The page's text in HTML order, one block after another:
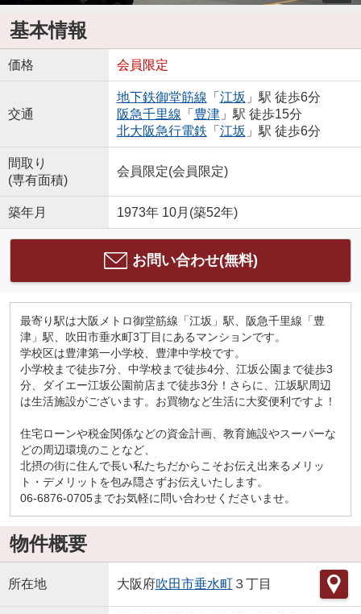
基本情報
価格 会員限定
交通
地下鉄御堂筋線 「 江坂 」駅 徒歩6分
阪急千里線 「 豊津」駅 徒歩15分
北大阪急行電鉄 「 江坂 」駅 徒歩6分
間取り
(専有面積)
会員限定(会員限定)
築年月 1973年 10月(築52年)
お問い合わせ(無料)
最寄り駅は大阪メトロ御堂筋線「江坂」駅、阪急千里線「豊
津」駅、吹田市垂水町3丁目にあるマンションです。
学校区は豊津第一小学校、豊津中学校です。
小学校まで徒歩7分、中学校まで徒歩4分、江坂公園まで徒歩3
分、ダイエー江坂公園前店まで徒歩3分！さらに、江坂駅周辺
は生活施設がございます。お買物など生活に大変便利ですよ！
住宅ローンや税金関係などの資金計画、教育施設やスーパーな
どの周辺環境のことなど、
北摂の街に住んで長い私たちだからこそお伝え出来るメリッ
ト・デメリットを包み隠さずお伝えいたします。
06-6876-0705までお気軽に問い合わせくださいませ。
物件概要
所在地 大阪府吹田市垂水町３丁目